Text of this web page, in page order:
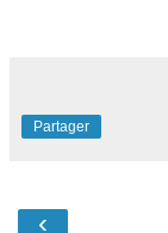
Partager
‹